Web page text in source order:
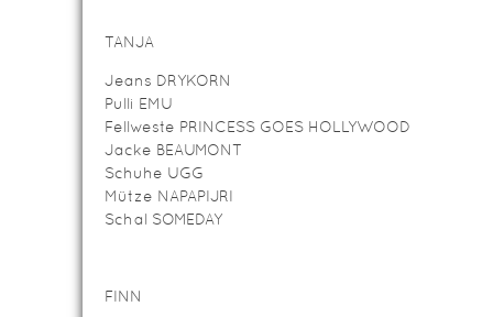
TANJA
Jeans DRYKORN
Pulli EMU
Fellweste PRINCESS GOES HOLLYWOOD
Jacke BEAUMONT
Schuhe UGG
Mütze NAPAPIJRI
Schal SOMEDAY
FINN